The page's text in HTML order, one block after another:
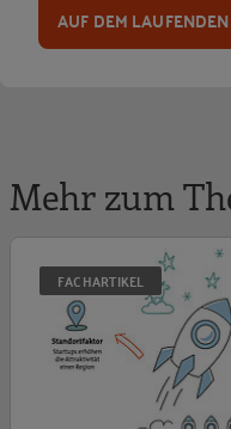
AUF DEM
Mehr zum
FACHARTIKEL